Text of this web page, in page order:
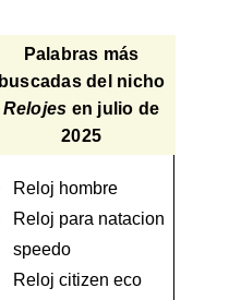
Palabras más
buscadas del nicho
Relojes en julio de
2025
Reloj hombre
Reloj para natacion
speedo
Reloj citizen eco